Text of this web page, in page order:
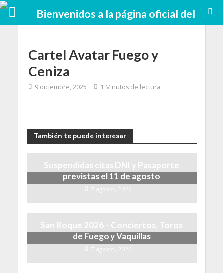
Cartel Avatar Fuego y
Ceniza
9 diciembre, 2025 1 Minutos de lectura
También te puede interesar
Suspendidas citas DNI y Pasaporte
previstas el 11 de agosto
7 agosto, 2026
San Roque 2026 – Conciertos, Toros
de Fuego y Vaquillas
7 agosto, 2026